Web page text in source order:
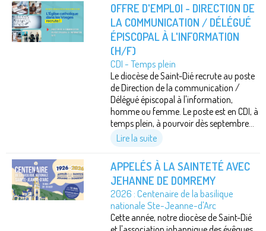
OFFRE D'EMPLOI - DIRECTION DE
LA COMMUNICATION / DÉLÉGUÉ
ÉPISCOPAL À L'INFORMATION
(H/F)
CDI - Temps plein
Le diocèse de Saint-Dié recrute au poste
de Direction de la communication /
Délégué épiscopal à l'information,
homme ou femme. Le poste est en CDI, à
temps plein, à pourvoir dès septembre...
Lire la suite
APPELÉS À LA SAINTETÉ AVEC
JEHANNE DE DOMREMY
2026 : Centenaire de la basilique
nationale Ste-Jeanne-d'Arc
Cette année, notre diocèse de Saint-Dié